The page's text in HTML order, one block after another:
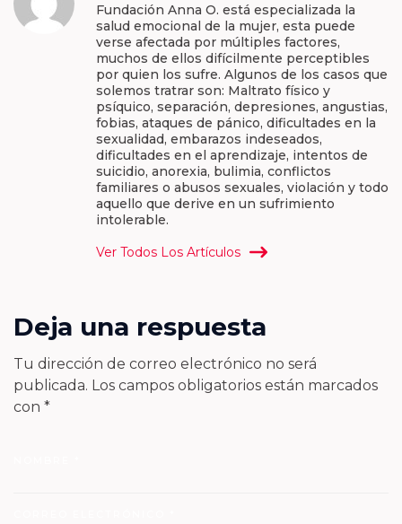
Fundación Anna O. está especializada la
salud emocional de la mujer, esta puede
verse afectada por múltiples factores,
muchos de ellos difícilmente perceptibles
por quien los sufre. Algunos de los casos que
solemos tratrar son: Maltrato físico y
psíquico, separación, depresiones, angustias,
fobias, ataques de pánico, dificultades en la
sexualidad, embarazos indeseados,
dificultades en el aprendizaje, intentos de
suicidio, anorexia, bulimia, conflictos
familiares o abusos sexuales, violación y todo
aquello que derive en un sufrimiento
intolerable.
Ver Todos Los Artículos
Deja una respuesta
Tu dirección de correo electrónico no será
publicada. Los campos obligatorios están marcados
con *